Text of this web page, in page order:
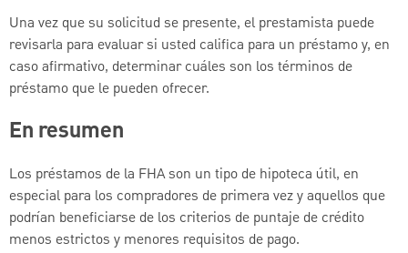
Una vez que su solicitud se presente, el prestamista puede
revisarla para evaluar si usted califica para un préstamo y, en
caso afirmativo, determinar cuáles son los términos de
préstamo que le pueden ofrecer.
En resumen
Los préstamos de la FHA son un tipo de hipoteca útil, en
especial para los compradores de primera vez y aquellos que
podrían beneficiarse de los criterios de puntaje de crédito
menos estrictos y menores requisitos de pago.